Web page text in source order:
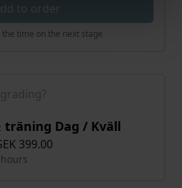
to order
the time on the next stage
träning Dag / Kväll
399.00